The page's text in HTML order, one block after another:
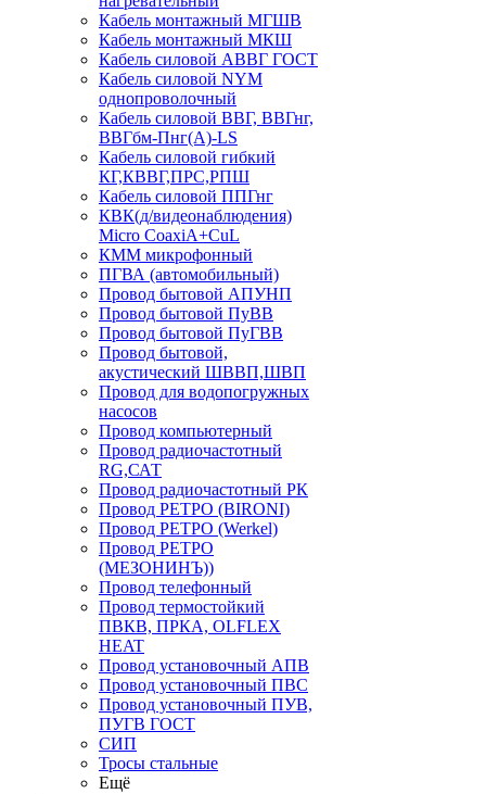
Кабель монтажный МГШВ
Кабель монтажный МКШ
Кабель силовой АВВГ ГОСТ
Кабель силовой NYM
однопроволочный
Кабель силовой ВВГ, ВВГнг,
ВВГбм-Пнг(А)-LS
Кабель силовой гибкий
КГ,КВВГ,ПРС,РПШ
Кабель силовой ППГнг
КВК(д/видеонаблюдения)
Micro CoaxiA+CuL
КММ микрофонный
ПГВА (автомобильный)
Провод бытовой АПУНП
Провод бытовой ПуВВ
Провод бытовой ПуГВВ
Провод бытовой,
акустический ШВВП,ШВП
Провод для водопогружных
насосов
Провод компьютерный
Провод радиочастотный
RG,САТ
Провод радиочастотный РК
Провод РЕТРО (BIRONI)
Провод РЕТРО (Werkel)
Провод РЕТРО
(МЕЗОНИНЪ))
Провод телефонный
Провод термостойкий
ПВКВ, ПРКА, OLFLEX
HEAT
Провод установочный АПВ
Провод установочный ПВС
Провод установочный ПУВ,
ПУГВ ГОСТ
СИП
Тросы стальные
Ещё